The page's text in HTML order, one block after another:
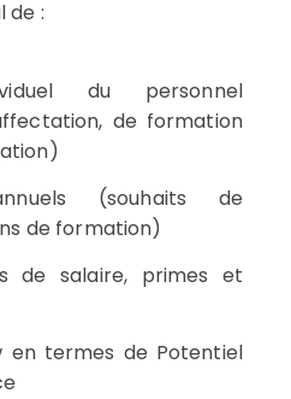
de :
du personnel
de formation
(souhaits de
de formation)
de salaire, primes et
en termes de Potentiel